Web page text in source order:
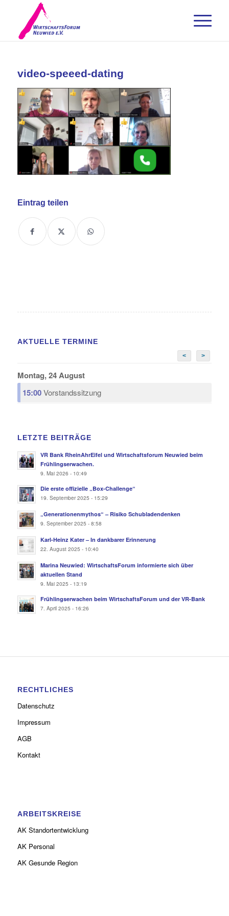
video-speeed-dating
Eintrag teilen
AKTUELLE TERMINE
< >
Montag, 24 August
15:00Vorstandssitzung
LETZTE BEITRÄGE
VR Bank RheinAhrEifel und Wirtschaftsforum Neuwied beim
Frühlingserwachen.
9. Mai 2026 - 10:49
Die erste offizielle „Box-Challenge“
19. September 2025 - 15:29
„Generationenmythos“ – Risiko Schubladendenken
9. September 2025 - 8:58
Karl-Heinz Kater – In dankbarer Erinnerung
22. August 2025 - 10:40
Marina Neuwied: WirtschaftsForum informierte sich über
aktuellen Stand
9. Mai 2025 - 13:19
Frühlingserwachen beim WirtschaftsForum und der VR-Bank
7. April 2025 - 16:26
RECHTLICHES
Datenschutz
Impressum
AGB
Kontakt
ARBEITSKREISE
AK Standortentwicklung
AK Personal
AK Gesunde Region